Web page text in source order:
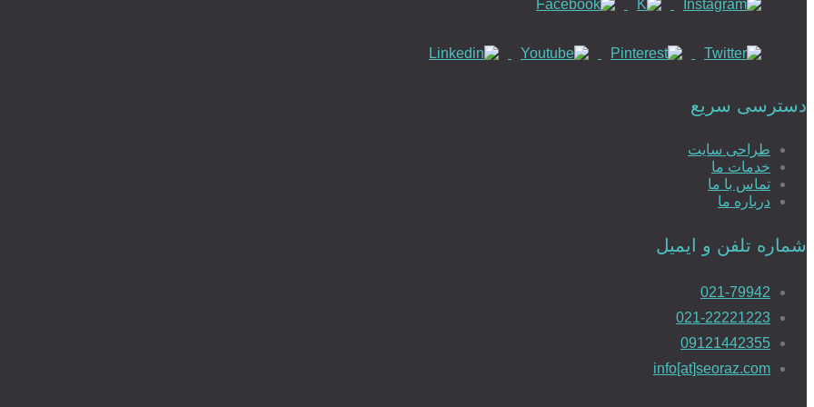
دسترسی سریع
طراحی سایت
خدمات ما
تماس با ما
درباره ما
شماره تلفن و ایمیل
021-79942
021-22221223
09121442355
info[at]seoraz.com